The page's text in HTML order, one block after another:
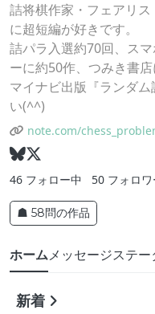
詰将棋作家・フェアリ
に超短編が好きです。
詰パラ入選約70回、ス
ーに約50作、つみき書店
マイナビ出版『ランダ
い(^^)
note.com/
46 フォロー中 50 フォロワ
☗ 58問の作品
ホームメッセージステー
新着